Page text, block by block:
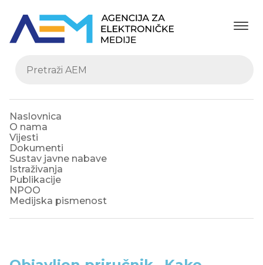
Naslovnica
O nama
Vijesti
Dokumenti
Sustav javne nabave
Istraživanja
Publikacije
NPOO
Medijska pismenost